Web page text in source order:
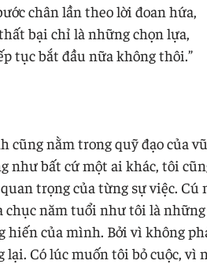
chân lần theo lời đoan hứa,
bại chỉ là những chọn lựa,
tục bắt đầu nữa không thôi.”
nằm trong quỹ đạo của
như bất cứ một ai khác, tôi
trọng của từng sự việc. Cú
năm tuổi như tôi là
của mình. Bởi vì không
Có lúc muốn tôi bỏ cuộc, vì